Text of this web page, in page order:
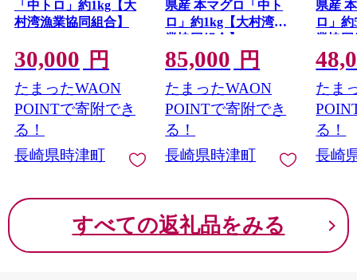
「中トロ」約1kg【大
村湾漁業協同組合】
30,000 円
たまったWAON
POINTで寄附でき
る！
長崎県時津町
県産 本マグロ「中ト
ロ」約1kg【大村湾漁
業協同組合】
85,000 円
たまったWAON
POINTで寄附でき
る！
長崎県時津町
県産
ロ」
業協
たま
る！
長崎
すべての返礼品をみる